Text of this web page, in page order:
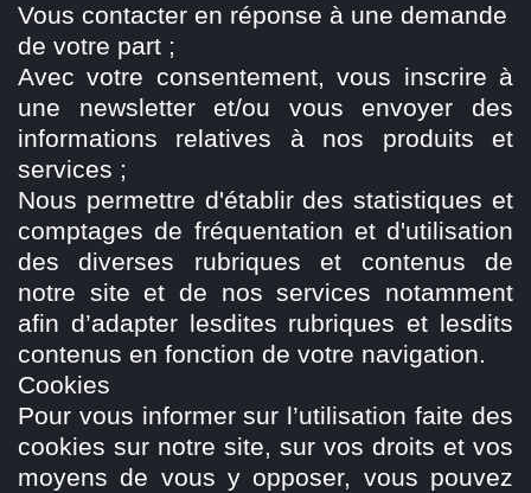
Vous contacter en réponse à une demande
de votre part ;
Avec votre consentement, vous inscrire à
une newsletter et/ou vous envoyer des
informations relatives à nos produits et
services ;
Nous permettre d'établir des statistiques et
comptages de fréquentation et d'utilisation
des diverses rubriques et contenus de
notre site et de nos services notamment
afin d’adapter lesdites rubriques et lesdits
contenus en fonction de votre navigation.
Cookies
Pour vous informer sur l’utilisation faite des
cookies sur notre site, sur vos droits et vos
moyens de vous y opposer, vous pouvez